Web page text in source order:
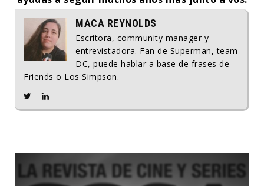
MACA REYNOLDS
Escritora, community manager y
entrevistadora. Fan de Superman, team
DC, puede hablar a base de frases de
Friends o Los Simpson.